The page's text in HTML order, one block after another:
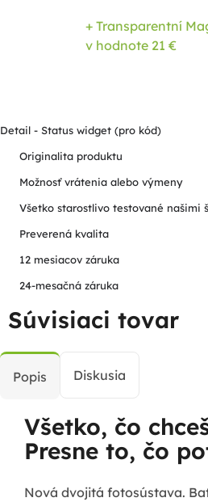
+ Transparentní
v hodnote 21 €
Detail - Status widget (pro kód)
Originalita produktu
Možnosť vrátenia alebo výmeny
Všetko starostlivo testované našimi
Preverená kvalita
12 mesiacov záruka
24-mesačná záruka
Súvisiaci tovar
Popis Diskusia
Všetko, čo
Presne to, čo
Nová dvojitá fotosústava.